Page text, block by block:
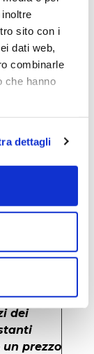
sito con i
dati web,
combinarle
che hanno
dettagli
con il
of),
a una
al
che si
i
dei
prezzo